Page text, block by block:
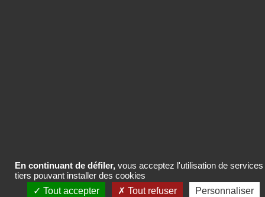
En continuant de défiler, vous acceptez l'utilisation de services
tiers pouvant installer des cookies
Tout accepter
Tout refuser Personnaliser